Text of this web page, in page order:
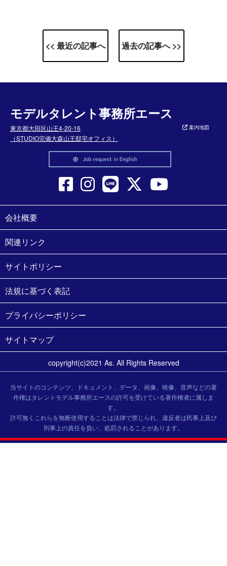
<< 最近の記事へ 過去の記事へ >>
モデルタレント事務所エース
東京都大田区山王4-20-16
（STUDIO完備大森山王邸宅オフィス）
案内地図
会社概要
関連リンク
サイトポリシー
法規に基づく表記
プライバシーポリシー
サイトマップ
copyright(c)2021 As. All Rights Reserved
当サイトのコンテンツ、ドキュメント、データ、画像、映像、音声などの著
作権はタレントモデル事務所エースの許可を受けている著作権者に属しま
す。
許可無くこれらを無断使用することは法律で禁じられ、違反者は民事上及び
刑事上の責任を負い、処罰されることがあります。